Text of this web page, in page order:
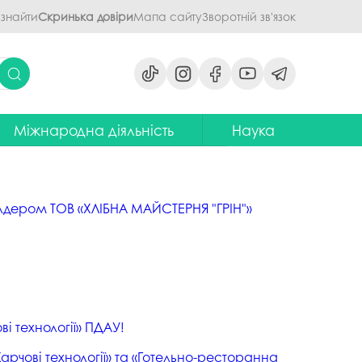
Скринька довіриМапа сайтуЗворотній зв'язок
Міжнародна діяльність
Центр європейської освіти та
Навчання в Польші
програми Еразмус+,
Наука
наукові школи
міжнародного методичного
забезпечення
ТОВ «ХЛІБНА МАЙСТЕРНЯ "ГРІН"»
технології» ПДАУ!
технології» та «Готельно-ресторанна